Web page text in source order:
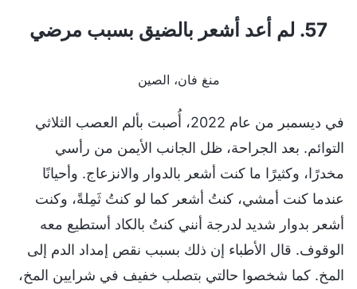
57. لم أعد أشعر بالضيق بسبب مرضي
منغ فان، الصين
في ديسمبر من عام 2022، أُصبت بألم العصب الثلاثي
التوائم. بعد الجراحة، ظل الجانب الأيمن من رأسي
مخدرًا، وكثيرًا ما كنت أشعر بالدوار والانزعاج. وأحيانًا
عندما كنت أمشي، كنتُ أشعر كما لو كنتُ ثَمِلةً، وكنت
أشعر بدوار شديد لدرجة أنني كنتُ بالكاد أستطيع معه
الوقوف. قال الأطباء إن ذلك بسبب نقص إمداد الدم إلى
المخ. كما شخصوا حالتي بتصلب خفيف في شرايين المخ،